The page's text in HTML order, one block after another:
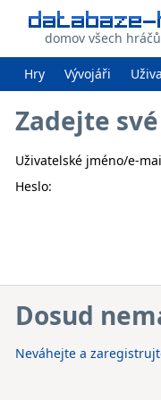
domov všech
Hry Vývojáři
Zadejte
Uživatelské jméno/e-
Heslo:
Dosud
Neváhejte a